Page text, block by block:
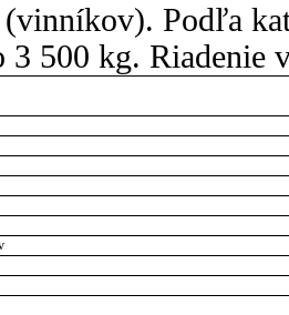
(vinníkov). Podľa
500 kg. Riadenie